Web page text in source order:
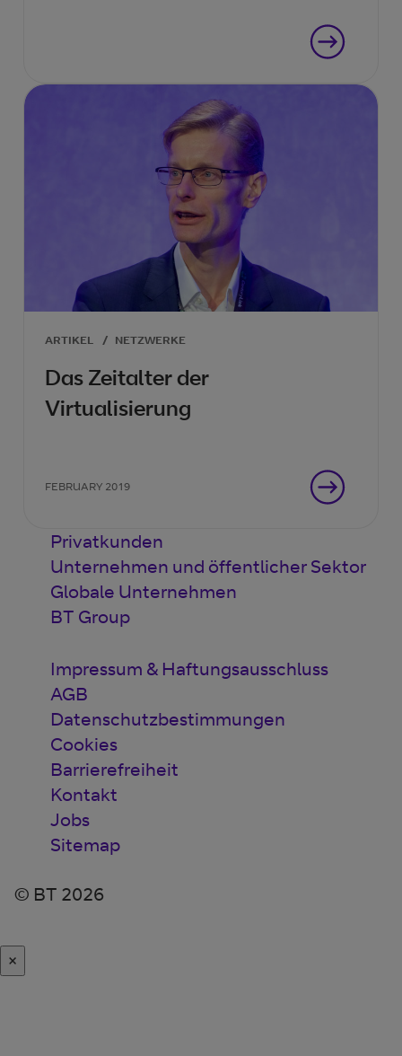
ARTIKEL / NETZWERKE
Das Zeitalter der
Virtualisierung
FEBRUARY 2019
Privatkunden
Unternehmen und öffentlicher Sektor
Globale Unternehmen
BT Group
Impressum & Haftungsausschluss
AGB
Datenschutzbestimmungen
Cookies
Barrierefreiheit
Kontakt
Jobs
Sitemap
© BT 2026
×